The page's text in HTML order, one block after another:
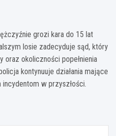
grozi kara do 15 lat
losie zadecyduje sąd, który
okoliczności popełnienia
kontynuuje działania mające
w przyszłości.